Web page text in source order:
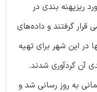
ریزپهنه بندی در
قرار گرفتند و داده‌های
در این شهر برای تهیه
آن گردآوری شدند.
به روز رسانی شد و